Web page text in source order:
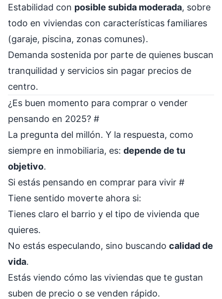
Estabilidad con posible subida moderada, sobre
todo en viviendas con características familiares
(garaje, piscina, zonas comunes).
Demanda sostenida por parte de quienes buscan
tranquilidad y servicios sin pagar precios de
centro.
¿Es buen momento para comprar o vender
pensando en 2025? #
La pregunta del millón. Y la respuesta, como
siempre en inmobiliaria, es: depende de tu
objetivo.
Si estás pensando en comprar para vivir #
Tiene sentido moverte ahora si:
Tienes claro el barrio y el tipo de vivienda que
quieres.
No estás especulando, sino buscando calidad de
vida.
Estás viendo cómo las viviendas que te gustan
suben de precio o se venden rápido.